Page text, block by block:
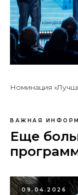
Номинация
ВАЖНАЯ
Еще
09.04.2026